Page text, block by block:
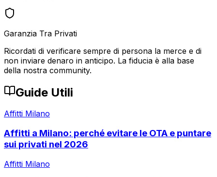
Garanzia Tra Privati
Ricordati di verificare sempre di persona la merce e di
non inviare denaro in anticipo. La fiducia è alla base
della nostra community.
Guide Utili
Affitti Milano
Affitti a Milano: perché evitare le OTA e puntare
sui privati nel 2026
Affitti Milano